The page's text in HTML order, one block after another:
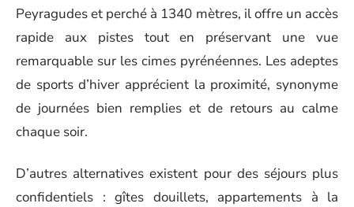
Peyragudes et perché à 1340 mètres, il offre un accès
rapide aux pistes tout en préservant une vue
remarquable sur les cimes pyrénéennes. Les adeptes
de sports d’hiver apprécient la proximité, synonyme
de journées bien remplies et de retours au calme
chaque soir.
D’autres alternatives existent pour des séjours plus
confidentiels : gîtes douillets, appartements à la